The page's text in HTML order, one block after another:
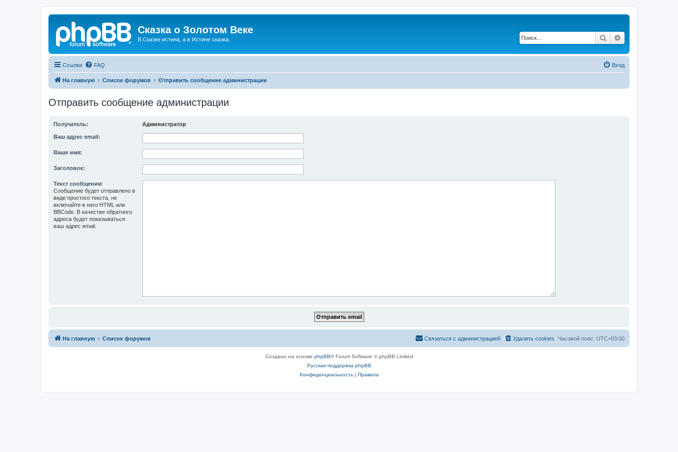
Сказка о Золотом Веке
В Сказке истина, а в Истине сказка. Поиск
Ссылки FAQ Вход
На главную Список форумов Отправить сообщение администрации
Отправить сообщение администрации
Получатель: Администратор
Ваш адрес email:
Ваше имя:
Заголовок:
Текст сообщения:
Сообщение будет отправлено в
виде простого текста, не
включайте в него HTML или
BBCode. В качестве обратного
адреса будет показываться
ваш адрес email.
На главную Список форумов Часовой пояс: UTC+03:00
Удалить cookies
Связаться с администрацией
Создано на основе phpBB® Forum Software © phpBB Limited
Русская поддержка phpBB
Конфиденциальность| Правила